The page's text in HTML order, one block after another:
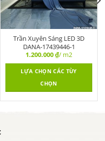
Trần Xuyên Sáng LED 3D
DANA-17439446-1
1.200.000₫/ m2
LỰA CHỌN CÁC TÙY
CHỌN